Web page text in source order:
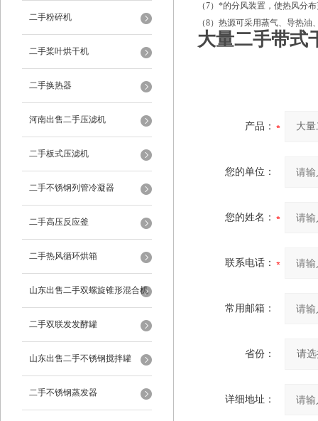
二手粉碎机
二手桨叶烘干机
二手换热器
河南出售二手压滤机
二手板式压滤机
二手不锈钢列管冷凝器
二手高压反应釜
二手热风循环烘箱
山东出售二手双螺旋锥形混合机
二手双联发发酵罐
山东出售二手不锈钢搅拌罐
二手不锈钢蒸发器
（7）*的分风装置，使热风分
（8）热源可采用蒸气、导热
大量二手带式
产品：
您的单位：
您的姓名：
联系电话：
常用邮箱：
省份：
详细地址：